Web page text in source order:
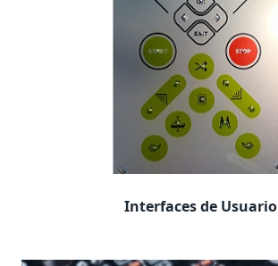
Interfaces de Usuario